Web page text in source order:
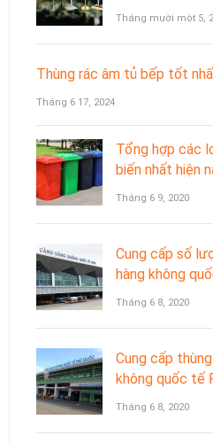
Tháng mười một 5,
Thùng rác âm tủ bếp tốt
Tháng 6 17, 2024
Tổng hợp các
biến nhất hiện
Tháng 6 9, 2020
Cung cấp số
hàng không
Tháng 6 8, 2020
Cung cấp
không quốc tế
Tháng 6 8, 2020